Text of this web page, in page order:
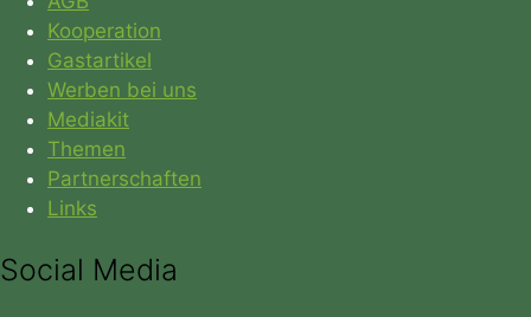
Kooperation
Gastartikel
Werben bei uns
Mediakit
Themen
Partnerschaften
Links
Social Media